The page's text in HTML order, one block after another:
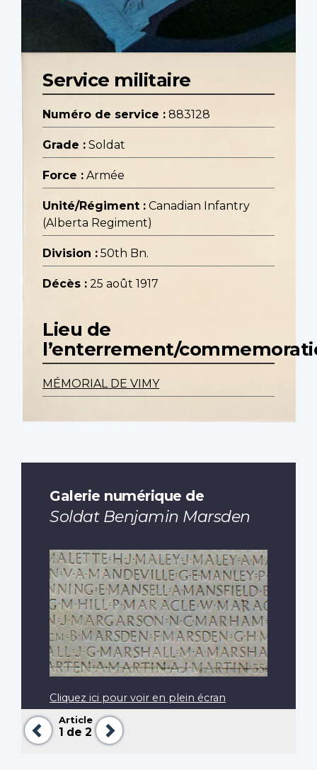
Service militaire
Numéro de service : 883128
Grade : Soldat
Force : Armée
Unité/Régiment : Canadian Infantry
(Alberta Regiment)
Division : 50th Bn.
Décès : 25 août 1917
Lieu de
l’enterrement/
MÉMORIAL DE VIMY
Précédent
Article
1 de 2
Suivant
Galerie numérique de
Soldat Benjamin Marsden
Cliquez ici pour voir en plein écran